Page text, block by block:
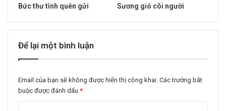
Bức thư tình quên gửi Sương gió cõi người
Để lại một bình luận
Email của bạn sẽ không được hiển thị công khai. Các trường bắt
buộc được đánh dấu *